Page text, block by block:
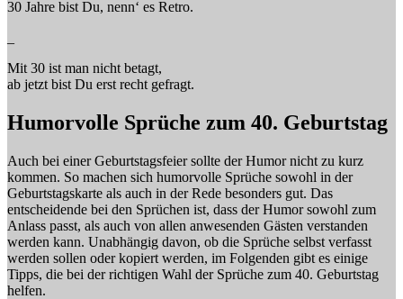
30 Jahre bist Du, nenn‘ es Retro.
Mit 30 ist man nicht betagt,
ab jetzt bist Du erst recht gefragt.
Humorvolle Sprüche zum 40. Geburtstag
Auch bei einer Geburtstagsfeier sollte der Humor nicht zu kurz
kommen. So machen sich humorvolle Sprüche sowohl in der
Geburtstagskarte als auch in der Rede besonders gut. Das
entscheidende bei den Sprüchen ist, dass der Humor sowohl zum
Anlass passt, als auch von allen anwesenden Gästen verstanden
werden kann. Unabhängig davon, ob die Sprüche selbst verfasst
werden sollen oder kopiert werden, im Folgenden gibt es einige
Tipps, die bei der richtigen Wahl der Sprüche zum 40. Geburtstag
helfen.